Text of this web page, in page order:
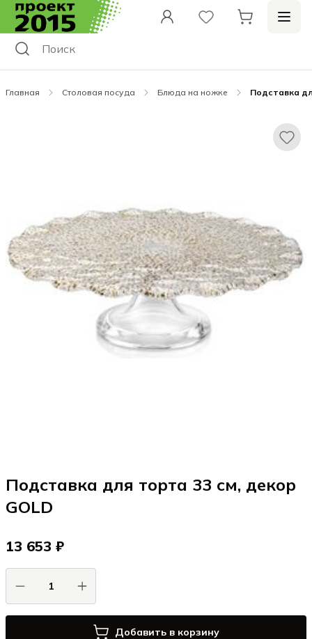
Главная Столовая посуда Блюда на ножке Подставка
Подставка для торта 33 см, декор
GOLD
13 653 ₽
Добавить в корзину